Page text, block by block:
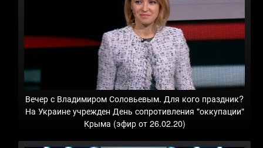
Вечер с Владимиром Соловьевым. Для кого праздник?
На Украине учрежден День сопротивления "оккупации"
Крыма (эфир от 26.02.20)